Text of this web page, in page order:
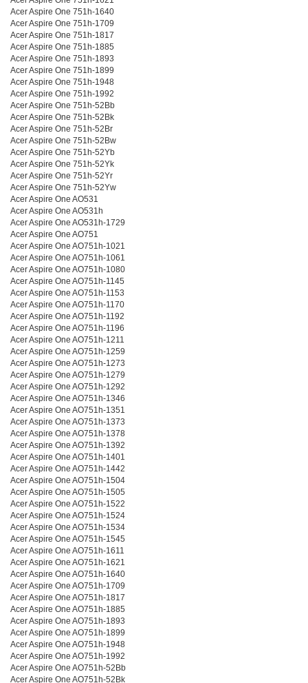
Acer Aspire One 751h-1640
Acer Aspire One 751h-1709
Acer Aspire One 751h-1817
Acer Aspire One 751h-1885
Acer Aspire One 751h-1893
Acer Aspire One 751h-1899
Acer Aspire One 751h-1948
Acer Aspire One 751h-1992
Acer Aspire One 751h-52Bb
Acer Aspire One 751h-52Bk
Acer Aspire One 751h-52Br
Acer Aspire One 751h-52Bw
Acer Aspire One 751h-52Yb
Acer Aspire One 751h-52Yk
Acer Aspire One 751h-52Yr
Acer Aspire One 751h-52Yw
Acer Aspire One AO531
Acer Aspire One AO531h
Acer Aspire One AO531h-1729
Acer Aspire One AO751
Acer Aspire One AO751h-1021
Acer Aspire One AO751h-1061
Acer Aspire One AO751h-1080
Acer Aspire One AO751h-1145
Acer Aspire One AO751h-1153
Acer Aspire One AO751h-1170
Acer Aspire One AO751h-1192
Acer Aspire One AO751h-1196
Acer Aspire One AO751h-1211
Acer Aspire One AO751h-1259
Acer Aspire One AO751h-1273
Acer Aspire One AO751h-1279
Acer Aspire One AO751h-1292
Acer Aspire One AO751h-1346
Acer Aspire One AO751h-1351
Acer Aspire One AO751h-1373
Acer Aspire One AO751h-1378
Acer Aspire One AO751h-1392
Acer Aspire One AO751h-1401
Acer Aspire One AO751h-1442
Acer Aspire One AO751h-1504
Acer Aspire One AO751h-1505
Acer Aspire One AO751h-1522
Acer Aspire One AO751h-1524
Acer Aspire One AO751h-1534
Acer Aspire One AO751h-1545
Acer Aspire One AO751h-1611
Acer Aspire One AO751h-1621
Acer Aspire One AO751h-1640
Acer Aspire One AO751h-1709
Acer Aspire One AO751h-1817
Acer Aspire One AO751h-1885
Acer Aspire One AO751h-1893
Acer Aspire One AO751h-1899
Acer Aspire One AO751h-1948
Acer Aspire One AO751h-1992
Acer Aspire One AO751h-52Bb
Acer Aspire One AO751h-52Bk